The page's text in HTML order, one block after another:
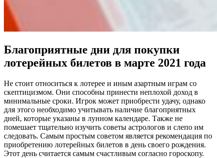
Благоприятные дни для покупки
лотерейных билетов в марте 2021 года
Не стоит относиться к лотерее и иным азартным играм со
скептицизмом. Они способны принести неплохой доход в
минимальные сроки. Игрок может приобрести удачу, однако
для этого необходимо учитывать наличие благоприятных
дней, которые указаны в лунном календаре. Также не
помешает тщательно изучить советы астрологов и слепо им
следовать. Самым простым советом является рекомендация по
приобретению лотерейных билетов в день своего рождения.
Этот день считается самым счастливым согласно гороскопу.